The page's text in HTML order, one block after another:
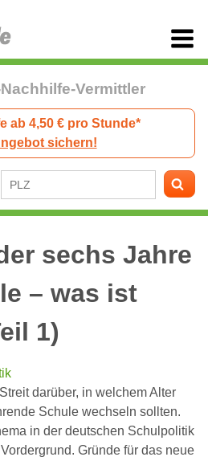
Vermittler
ab 4,50 € pro Stunde*
sichern!
sechs Jahre
– was ist
1)
darüber, in welchem Alter
Schule wechseln sollten.
in der deutschen Schulpolitik
Gründe für das neue